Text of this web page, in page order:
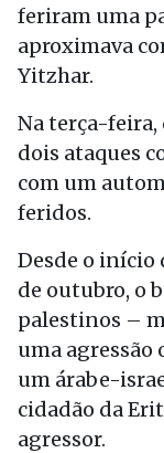
feriram uma
aproximava
Yitzhar.
Na terça-
dois ataques
com um
feridos.
Desde o início
de outubro, o
palestinos –
uma agressão
um árabe-
cidadão da
agressor.